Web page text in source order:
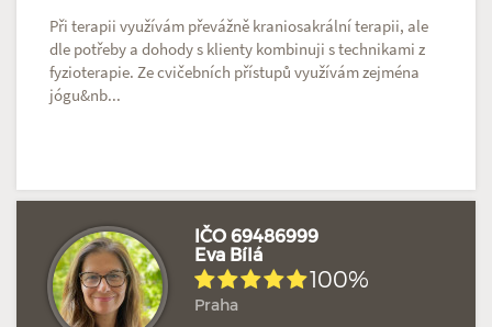
Při terapii využívám převážně kraniosakrální terapii, ale
dle potřeby a dohody s klienty kombinuji s technikami z
fyzioterapie. Ze cvičebních přístupů využívám zejména
jógu&nb...
IČO 69486999
Eva Bílá
100%
Praha
Hodnoceno: 2× Profil terapeuta